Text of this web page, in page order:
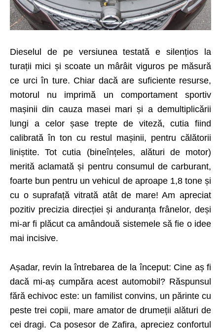
Dieselul de pe versiunea testată e silențios la
turații mici și scoate un mârâit viguros pe măsură
ce urci în ture. Chiar dacă are suficiente resurse,
motorul nu imprimă un comportament sportiv
mașinii din cauza masei mari și a demultiplicării
lungi a celor șase trepte de viteză, cutia fiind
calibrată în ton cu restul ma­șinii, pentru călătorii
liniștite. Tot cutia (bine­în­țe­les, alături de motor)
merită aclamată și pentru consumul de carburant,
foarte bun pentru un vehicul de aproape 1,8 tone și
cu o su­prafață vitrată atât de mare! Am apreciat
pozitiv precizia direcției și anduranța frânelor, deși
mi-ar fi plăcut ca amândouă sistemele să fie o idee
mai incisive.
Așadar, revin la întrebarea de la început: Cine aș fi
dacă mi-aș cumpăra acest automobil? Răspunsul
fără echivoc este: un familist convins, un părinte cu
peste trei copii, mare amator de drumeții alături de
cei dragi. Ca posesor de Zafira, apreciez confortul